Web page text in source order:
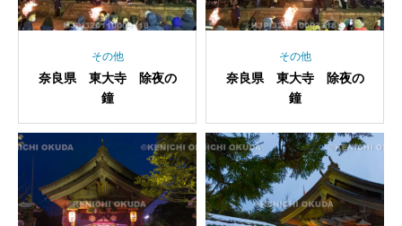
その他
奈良県 東大寺 除夜の
鐘
その他
奈良県 東大寺 除夜の
鐘